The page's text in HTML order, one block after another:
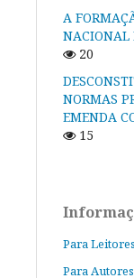
A
NACIONAL
20
NORMAS
EMENDA
15
Para Leitores
Para Autores